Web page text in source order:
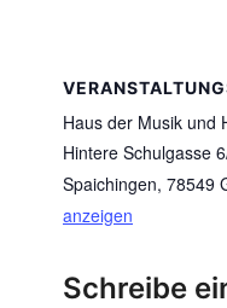
Haus der Musik und
Hintere Schulgasse
Spaichingen, 78549
anzeigen
Schreibe